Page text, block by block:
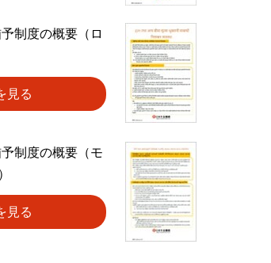
制度の概要（ロ
見る
制度の概要（モ
見る